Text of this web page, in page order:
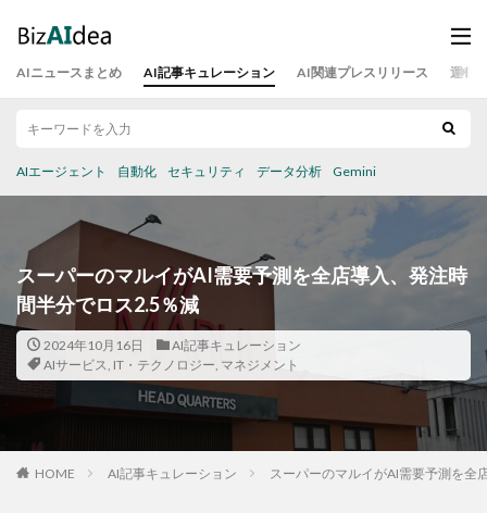
AIニュースまとめ AI記事キュレーション AI関連プレスリリース 運営
AIエージェント 自動化 セキュリティ データ分析 Gemini
スーパーのマルイがAI需要予測を全店導入、発注時
間半分でロス2.5％減
2024年10月16日
AI記事キュレーション
AIサービス, IT・テクノロジー, マネジメント
HOME AI記事キュレーション スーパーのマルイがAI需要予測を全